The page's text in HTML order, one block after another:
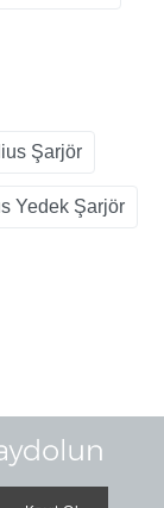
Şarjör
Yedek Şarjör